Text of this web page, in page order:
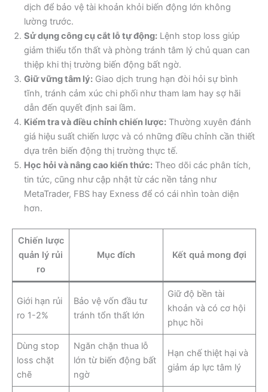
dịch để bảo vệ tài khoản khỏi biến động lớn không
lường trước.
Sử dụng công cụ cắt lỗ tự động: Lệnh stop loss giúp
giảm thiểu tổn thất và phòng tránh tâm lý chủ quan can
thiệp khi thị trường biến động bất ngờ.
Giữ vững tâm lý: Giao dịch trung hạn đòi hỏi sự bình
tĩnh, tránh cảm xúc chi phối như tham lam hay sợ hãi
dẫn đến quyết định sai lầm.
Kiểm tra và điều chỉnh chiến lược: Thường xuyên đánh
giá hiệu suất chiến lược và có những điều chỉnh cần thiết
dựa trên biến động thị trường thực tế.
Học hỏi và nâng cao kiến thức: Theo dõi các phân tích,
tin tức, cũng như cập nhật từ các nền tảng như
MetaTrader, FBS hay Exness để có cái nhìn toàn diện
hơn.
Chiến lược
quản lý rủi
ro
Mục đích Kết quả mong đợi
Giới hạn rủi
ro 1-2%
Bảo vệ vốn đầu tư
tránh tổn thất lớn
Giữ độ bền tài
khoản và có cơ hội
phục hồi
Dùng stop
loss chặt
chẽ
Ngăn chặn thua lỗ
lớn từ biến động bất
ngờ
Hạn chế thiệt hại và
giảm áp lực tâm lý